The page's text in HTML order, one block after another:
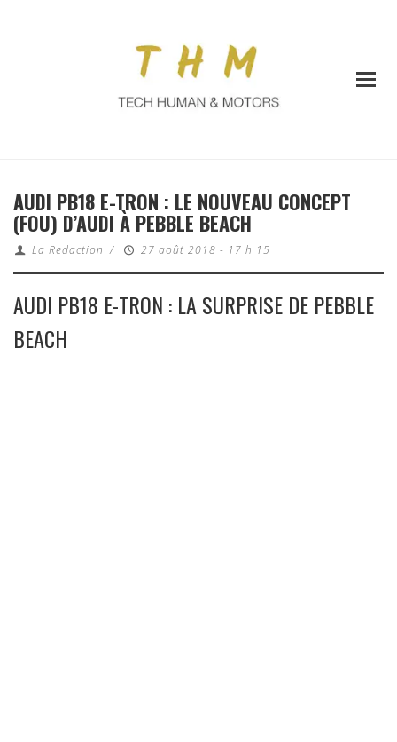
AUDI PB18 E-TRON : LE NOUVEAU CONCEPT
(FOU) D’AUDI À PEBBLE BEACH
La Redaction / 27 août 2018 - 17 h 15
AUDI PB18 E-TRON : LA SURPRISE DE PEBBLE
BEACH